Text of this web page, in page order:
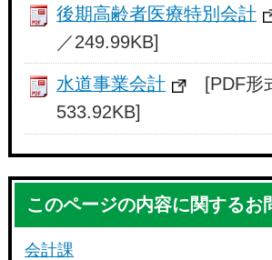
後期高齢者医療特別会計
／249.99KB]
水道事業会計
[PDF形
533.92KB]
このページの内容に関するお
会計課